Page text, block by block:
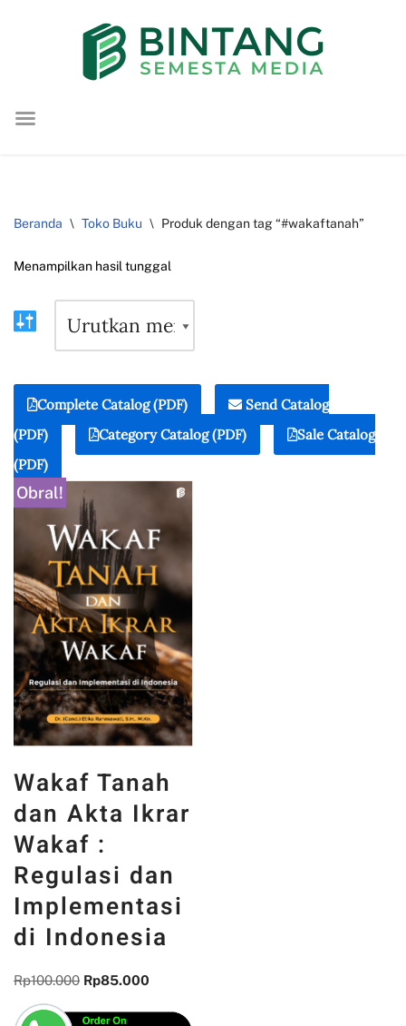
konten
Beranda \ Toko Buku \ Produk dengan tag “#wakaftanah”
Menampilkan hasil tunggal
Complete Catalog (PDF)
Send Catalog
(PDF)
Category Catalog (PDF)
Sale Catalog
(PDF)
Obral!
Wakaf Tanah
dan Akta Ikrar
Wakaf :
Regulasi dan
Implementasi
di Indonesia
Rp100.000 Rp85.000